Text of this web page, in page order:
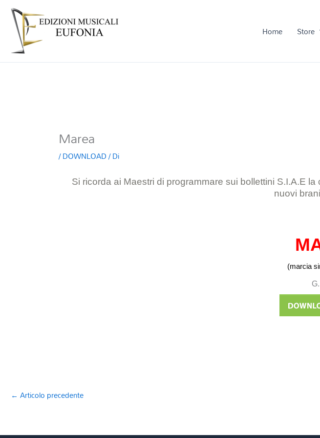
Home Store
Marea
/DOWNLOAD/ Di
Si ricorda ai Maestri di programmare sui bollettini S.I.A.E la
nuovi
(marcia
← Articolo precedente